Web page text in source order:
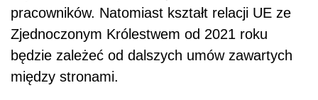
pracowników. Natomiast kształt relacji UE ze
Zjednoczonym Królestwem od 2021 roku
będzie zależeć od dalszych umów zawartych
między stronami.